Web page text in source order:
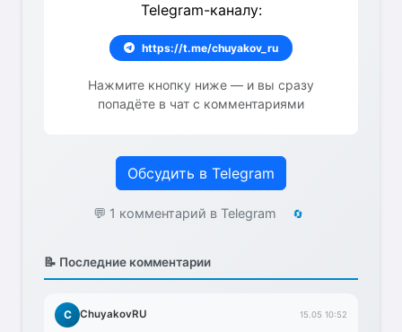
Telegram-каналу:
https://t.me/chuyakov_ru
Нажмите кнопку ниже — и вы сразу
попадёте в чат с комментариями
Обсудить в Telegram
💬 1 комментарий в Telegram 🔄
📝 Последние комментарии
C ChuyakovRU 15.05 10:52